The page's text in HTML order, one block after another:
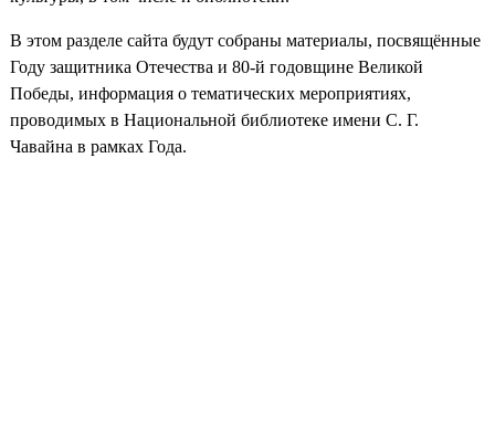
В этом разделе сайта будут собраны материалы, посвящённые
Году защитника Отечества и 80-й годовщине Великой
Победы, информация о тематических мероприятиях,
проводимых в Национальной библиотеке имени С. Г.
Чавайна в рамках Года.